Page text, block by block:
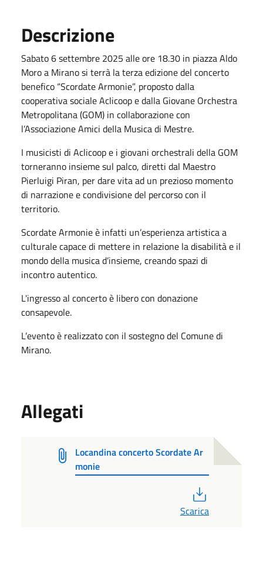
Descrizione
Sabato 6 settembre 2025 alle ore 18.30 in piazza Aldo
Moro a Mirano si terrà la terza edizione del concerto
benefico “Scordate Armonie”, proposto dalla
cooperativa sociale Aclicoop e dalla Giovane Orchestra
Metropolitana (GOM) in collaborazione con
l’Associazione Amici della Musica di Mestre.
I musicisti di Aclicoop e i giovani orchestrali della GOM
torneranno insieme sul palco, diretti dal Maestro
Pierluigi Piran, per dare vita ad un prezioso momento
di narrazione e condivisione del percorso con il
territorio.
Scordate Armonie è infatti un’esperienza artistica a
culturale capace di mettere in relazione la disabilità e il
mondo della musica d’insieme, creando spazi di
incontro autentico.
L'ingresso al concerto è libero con donazione
consapevole.
L’evento è realizzato con il sostegno del Comune di
Mirano.
Allegati
Locandina concerto Scordate Ar
monie
Scarica